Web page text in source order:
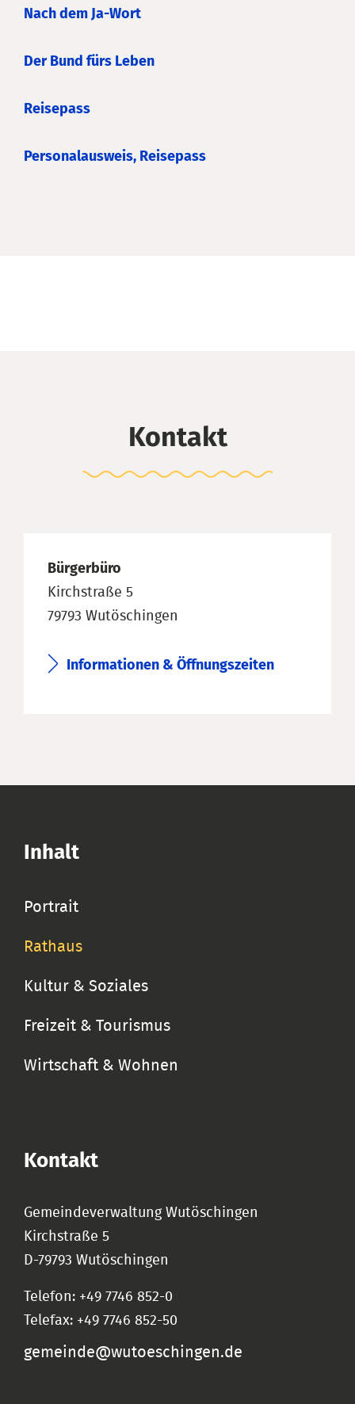
Nach dem Ja-Wort
Der Bund fürs Leben
Reisepass
Personalausweis, Reisepass
Kontakt
Bürgerbüro
Kirchstraße 5
79793 Wutöschingen
Informationen & Öffnungszeiten
Inhalt
Portrait
Rathaus
Kultur & Soziales
Freizeit & Tourismus
Wirtschaft & Wohnen
Kontakt
Gemeindeverwaltung Wutöschingen
Kirchstraße 5
D-79793 Wutöschingen
Telefon: +49 7746 852-0
Telefax: +49 7746 852-50
gemeinde@wutoeschingen.de